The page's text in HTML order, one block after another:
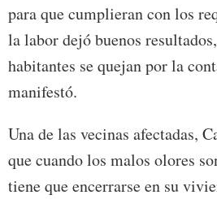
para que cumplieran con los
la labor dejó buenos
habitantes se quejan por la
manifestó.
Una de las vecinas afectadas,
que cuando los malos olores
tiene que encerrarse en su